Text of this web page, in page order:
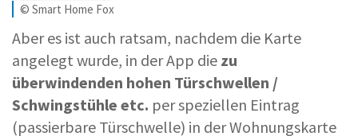
© Smart Home Fox
Aber es ist auch ratsam, nachdem die Karte
angelegt wurde, in der App die zu
überwindenden hohen Türschwellen /
Schwingstühle etc. per speziellen Eintrag
(passierbare Türschwelle) in der Wohnungskarte